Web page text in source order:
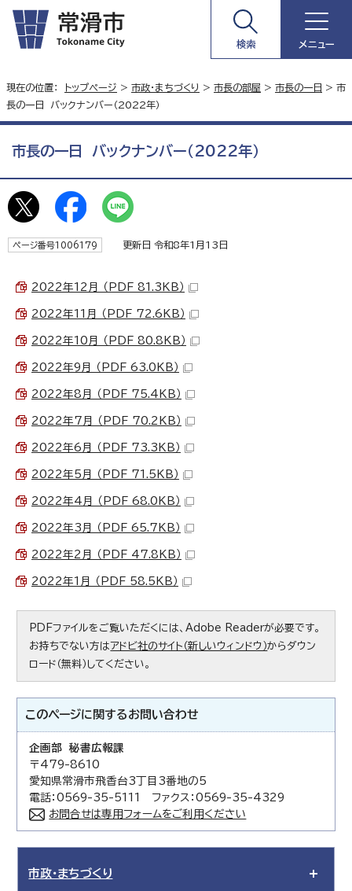
検索 メニュー
現在の位置： トップページ > 市政・まちづくり > 市長の部屋 > 市長の一日 > 市
長の一日 バックナンバー（2022年）
市長の一日 バックナンバー（2022年）
ページ番号1006179 更新日 令和8年1月13日
2022年12月 （PDF 81.3KB）
2022年11月 （PDF 72.6KB）
2022年10月 （PDF 80.8KB）
2022年9月 （PDF 63.0KB）
2022年8月 （PDF 75.4KB）
2022年7月 （PDF 70.2KB）
2022年6月 （PDF 73.3KB）
2022年5月 （PDF 71.5KB）
2022年4月 （PDF 68.0KB）
2022年3月 （PDF 65.7KB）
2022年2月 （PDF 47.8KB）
2022年1月 （PDF 58.5KB）
PDFファイルをご覧いただくには、Adobe Readerが必要です。
お持ちでない方はアドビ社のサイト（新しいウィンドウ）からダウン
ロード（無料）してください。
このページに関する お問い合わせ
企画部 秘書広報課
〒479-8610
愛知県常滑市飛香台3丁目3番地の5
電話：0569-35-5111 ファクス：0569-35-4329
お問合せは専用フォームをご利用ください
市政・まちづくり